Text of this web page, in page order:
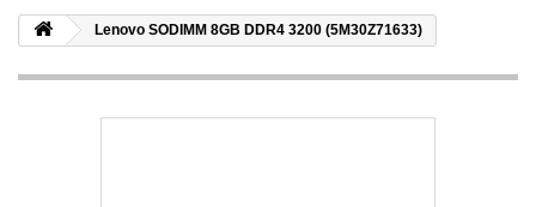
Lenovo SODIMM 8GB DDR4 3200 (5M30Z71633)